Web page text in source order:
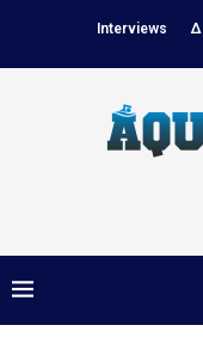
Interviews